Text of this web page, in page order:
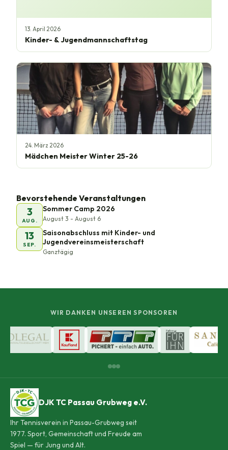
13. April 2026
Kinder- & Jugendmannschaftstag
24. März 2026
Mädchen Meister Winter 25-26
Bevorstehende Veranstaltungen
3
AUG.
Sommer Camp 2026
August 3 - August 6
13
SEP.
Saisonabschluss mit Kinder- und
Jugendvereinsmeisterschaft
Ganztägig
WIR DANKEN UNSEREN SPONSOREN
DJK TC Passau Grubweg e.V.
Ihr Tennisverein in Passau-Grubweg seit
1977. Sport, Gemeinschaft und Freude am
Spiel — für Jung und Alt.